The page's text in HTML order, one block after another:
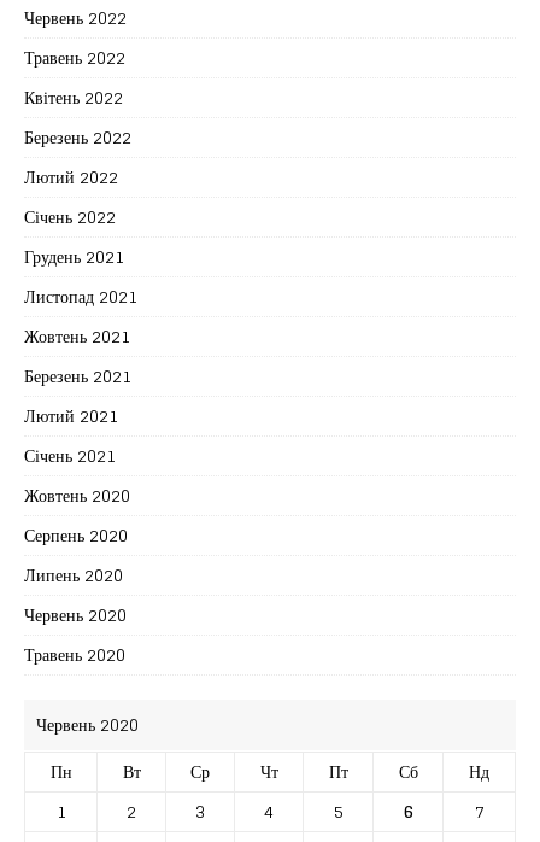
Червень 2022
Травень 2022
Квітень 2022
Березень 2022
Лютий 2022
Січень 2022
Грудень 2021
Листопад 2021
Жовтень 2021
Березень 2021
Лютий 2021
Січень 2021
Жовтень 2020
Серпень 2020
Липень 2020
Червень 2020
Травень 2020
Червень 2020
Пн
Вт Ср Чт Пт Сб
Нд
1
2 3 4 5 6
7